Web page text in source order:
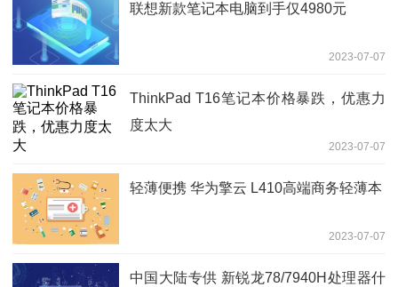
联想新款笔记本电脑到手仅4980元
2023-07-07
ThinkPad T16笔记本价格暴跌，优惠力
度太大
2023-07-07
轻薄便携 华为擎云 L410高端商务轻薄本
2023-07-07
中国大陆专供 新锐龙78/7940H处理器什